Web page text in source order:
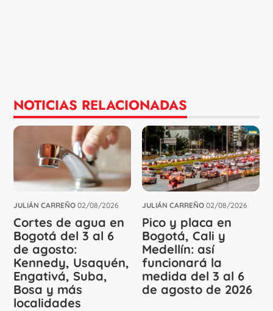
NOTICIAS RELACIONADAS
JULIÁN CARREÑO 02/08/2026
Cortes de agua en
Bogotá del 3 al 6
de agosto:
Kennedy, Usaquén,
Engativá, Suba,
Bosa y más
localidades
JULIÁN CARREÑO 02/08/2026
Pico y placa en
Bogotá, Cali y
Medellín: así
funcionará la
medida del 3 al 6
de agosto de 2026